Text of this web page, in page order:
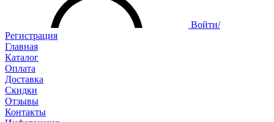
Войти/
Регистрация
Главная
Каталог
Оплата
Доставка
Скидки
Отзывы
Контакты